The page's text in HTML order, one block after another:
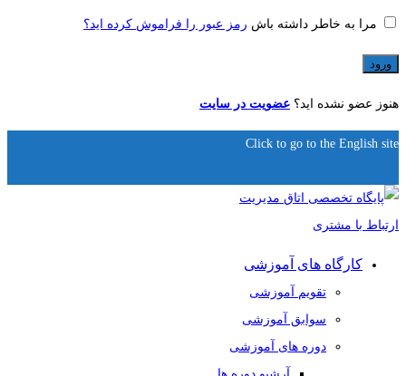
مرا به خاطر داشته باش رمز عبور را فراموش کرده اید؟
هنوز عضو نشده اید؟ عضویت در سایت
Click to go to the English site
کارگاه های آموزشی
تقویم آموزشی
سوابق آموزشی
دوره های آموزشی